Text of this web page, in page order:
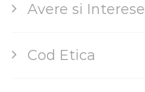
Avere si Interese
Cod Etica